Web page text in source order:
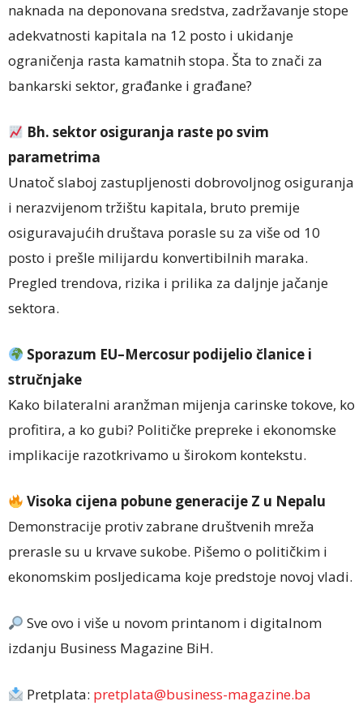
naknada na deponovana sredstva, zadržavanje stope
adekvatnosti kapitala na 12 posto i ukidanje
ograničenja rasta kamatnih stopa. Šta to znači za
bankarski sektor, građanke i građane?
Bh. sektor osiguranja raste po svim
parametrima
Unatoč slaboj zastupljenosti dobrovoljnog osiguranja
i nerazvijenom tržištu kapitala, bruto premije
osiguravajućih društava porasle su za više od 10
posto i prešle milijardu konvertibilnih maraka.
Pregled trendova, rizika i prilika za daljnje jačanje
sektora.
Sporazum EU–Mercosur podijelio članice i
stručnjake
Kako bilateralni aranžman mijenja carinske tokove, ko
profitira, a ko gubi? Političke prepreke i ekonomske
implikacije razotkrivamo u širokom kontekstu.
Visoka cijena pobune generacije Z u Nepalu
Demonstracije protiv zabrane društvenih mreža
prerasle su u krvave sukobe. Pišemo o političkim i
ekonomskim posljedicama koje predstoje novoj vladi.
Sve ovo i više u novom printanom i digitalnom
izdanju Business Magazine BiH.
Pretplata: pretplata@business-magazine.ba